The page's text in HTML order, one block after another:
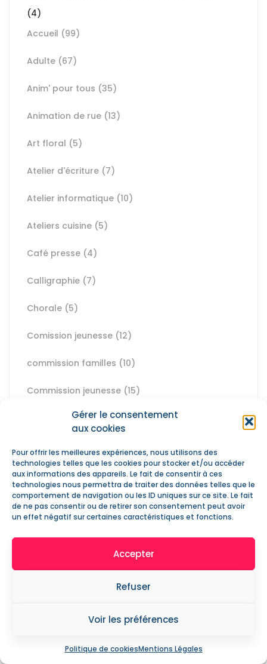
Gérer le consentement
aux cookies
Pour offrir les meilleures expériences, nous utilisons des
technologies telles que les cookies pour stocker et/ou accéder
aux informations des appareils. Le fait de consentir à ces
technologies nous permettra de traiter des données telles que le
comportement de navigation ou les ID uniques sur ce site. Le fait
de ne pas consentir ou de retirer son consentement peut avoir
un effet négatif sur certaines caractéristiques et fonctions.
Accepter
Refuser
Voir les préférences
Politique de cookiesMentions Légales
(4)
Accueil (99)
Adulte (67)
Anim' pour tous (35)
Animation de rue (13)
Art floral (5)
Atelier d'écriture (7)
Atelier informatique (10)
Ateliers cuisine (5)
Café presse (4)
Calligraphie (7)
Chorale (5)
Comission jeunesse (12)
commission familles (10)
Commission jeunesse (15)
Commission loisirs adultes(5)
Couture(6)
Des temps forts(10)
Échanges en espagnol(5)
(8)